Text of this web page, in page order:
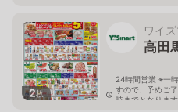
2枚
ワイ
高田
24時間営業 ※一
すので、予めご
時までとなりま